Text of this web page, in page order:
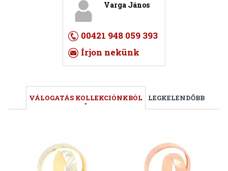
Varga János
00421 948 059 393
Írjon nekünk
VÁLOGATÁS KOLLEKCIÓNKBÓL LEGKELENDŐBB